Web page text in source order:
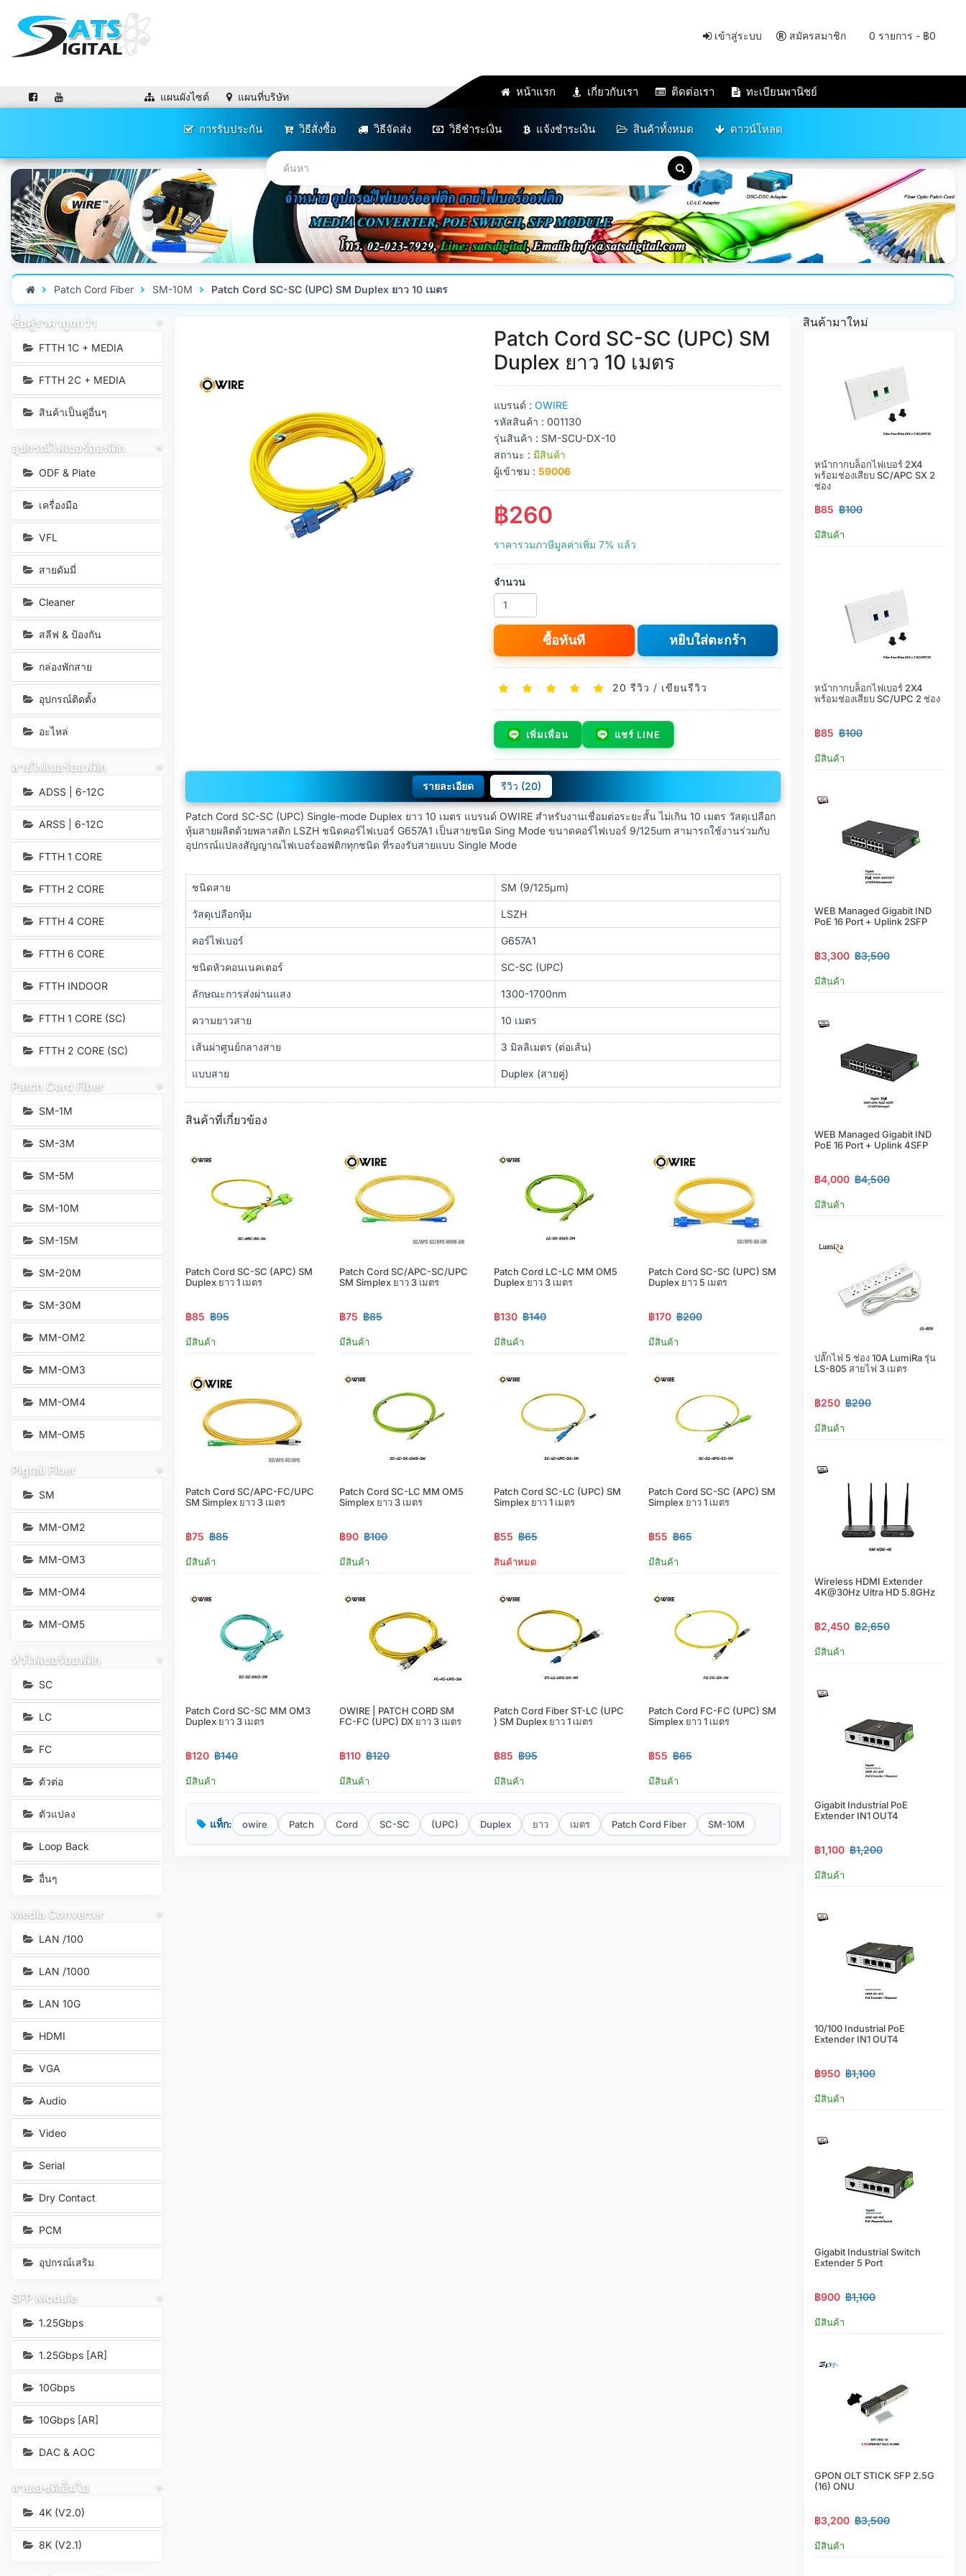
0 รายการ - ฿0
เข้าสู่ระบบ สมัครสมาชิก
แผนผังไซต์ แผนที่บริษัท หน้าแรก เกี่ยวกับเรา ติดต่อเรา ทะเบียนพานิชย์
การรับประกัน วิธีสั่งซื้อ วิธีจัดส่ง วิธีชำระเงิน แจ้งชำระเงิน สินค้าทั้งหมด ดาวน์โหลด
Patch Cord Fiber SM-10M Patch Cord SC-SC (UPC) SM Duplex ยาว 10 เมตร
ซื้อคู่ราคาถูกกว่า
FTTH 1C + MEDIA
FTTH 2C + MEDIA
สินค้าเป็นคู่อื่นๆ
อุปกรณ์ไฟเบอร์ออฟติก
ODF & Plate
เครื่องมือ
VFL
สายดัมมี่
Cleaner
สลีฟ & ป้องกัน
กล่องพักสาย
อุปกรณ์ติดตั้ง
อะไหล่
สายไฟเบอร์ออฟติก
ADSS | 6-12C
ARSS | 6-12C
FTTH 1 CORE
FTTH 2 CORE
FTTH 4 CORE
FTTH 6 CORE
FTTH INDOOR
FTTH 1 CORE (SC)
FTTH 2 CORE (SC)
Patch Cord Fiber
SM-1M
SM-3M
SM-5M
SM-10M
SM-15M
SM-20M
SM-30M
MM-OM2
MM-OM3
MM-OM4
MM-OM5
Pigtail Fiber
SM
MM-OM2
MM-OM3
MM-OM4
MM-OM5
หัวไฟเบอร์ออฟติก
SC
LC
FC
ตัวต่อ
ตัวแปลง
Loop Back
อื่นๆ
Media Converter
LAN /100
LAN /1000
LAN 10G
HDMI
VGA
Audio
Video
Serial
Dry Contact
PCM
อุปกรณ์เสริม
SFP Module
1.25Gbps
1.25Gbps [AR]
10Gbps
10Gbps [AR]
DAC & AOC
สายเอชดีเอ็มไอ
4K (V2.0)
8K (V2.1)
Patch Cord SC-SC (UPC) SM
Duplex ยาว 10 เมตร
แบรนด์ : OWIRE
รหัสสินค้า : 001130
รุ่นสินค้า : SM-SCU-DX-10
สถานะ : มีสินค้า
ผู้เข้าชม : 59006
฿260
ราคารวมภาษีมูลค่าเพิ่ม 7% แล้ว
จำนวน
ซื้อทันที หยิบใส่ตะกร้า
20 รีวิว / เขียนรีวิว
เพิ่มเพื่อน แชร์ LINE
รายละเอียด รีวิว (20)
Patch Cord SC-SC (UPC) Single-mode Duplex ยาว 10 เมตร แบรนด์ OWIRE สำหรับงานเชื่อมต่อระยะสั้น ไม่เกิน 10 เมตร วัสดุเปลือก
หุ้มสายผลิตด้วยพลาสติก LSZH ชนิดคอร์ไฟเบอร์ G657A1 เป็นสายชนิด Sing Mode ขนาดคอร์ไฟเบอร์ 9/125um สามารถใช้งานร่วมกับ
อุปกรณ์แปลงสัญญาณไฟเบอร์ออฟติกทุกชนิด ที่รองรับสายแบบ Single Mode
ชนิดสาย SM (9/125μm)
วัสดุเปลือกหุ้ม LSZH
คอร์ไฟเบอร์ G657A1
ชนิดหัวคอนเนคเตอร์ SC-SC (UPC)
ลักษณะการส่งผ่านแสง 1300-1700nm
ความยาวสาย 10 เมตร
เส้นผ่าศูนย์กลางสาย 3 มิลลิเมตร (ต่อเส้น)
แบบสาย Duplex (สายคู่)
สินค้าที่เกี่ยวข้อง
Patch Cord SC-SC (APC) SM
Duplex ยาว 1 เมตร
฿85 ฿95
มีสินค้า
Patch Cord SC/APC-SC/UPC
SM Simplex ยาว 3 เมตร
฿75 ฿85
มีสินค้า
Patch Cord LC-LC MM OM5
Duplex ยาว 3 เมตร
฿130 ฿140
มีสินค้า
Patch Cord SC-SC (UPC) SM
Duplex ยาว 5 เมตร
฿170 ฿200
มีสินค้า
Patch Cord SC/APC-FC/UPC
SM Simplex ยาว 3 เมตร
฿75 ฿85
มีสินค้า
Patch Cord SC-LC MM OM5
Simplex ยาว 3 เมตร
฿90 ฿100
มีสินค้า
Patch Cord SC-LC (UPC) SM
Simplex ยาว 1 เมตร
฿55 ฿65
สินค้าหมด
Patch Cord SC-SC (APC) SM
Simplex ยาว 1 เมตร
฿55 ฿65
มีสินค้า
Patch Cord SC-SC MM OM3
Duplex ยาว 3 เมตร
฿120 ฿140
มีสินค้า
OWIRE | PATCH CORD SM
FC-FC (UPC) DX ยาว 3 เมตร
฿110 ฿120
มีสินค้า
Patch Cord Fiber ST-LC (UPC
) SM Duplex ยาว 1 เมตร
฿85 ฿95
มีสินค้า
Patch Cord FC-FC (UPC) SM
Simplex ยาว 1 เมตร
฿55 ฿65
มีสินค้า
แท็ก: owire Patch Cord SC-SC (UPC) Duplex ยาว เมตร Patch Cord Fiber SM-10M
สินค้ามาใหม่
หน้ากากบล็อกไฟเบอร์ 2X4
พร้อมช่องเสียบ SC/APC SX 2
ช่อง
฿85 ฿100
มีสินค้า
หน้ากากบล็อกไฟเบอร์ 2X4
พร้อมช่องเสียบ SC/UPC 2 ช่อง
฿85 ฿100
มีสินค้า
WEB Managed Gigabit IND
PoE 16 Port + Uplink 2SFP
฿3,300 ฿3,500
มีสินค้า
WEB Managed Gigabit IND
PoE 16 Port + Uplink 4SFP
฿4,000 ฿4,500
มีสินค้า
ปลั๊กไฟ 5 ช่อง 10A LumiRa รุ่น
LS-805 สายไฟ 3 เมตร
฿250 ฿290
มีสินค้า
Wireless HDMI Extender
4K@30Hz Ultra HD 5.8GHz
฿2,450 ฿2,650
มีสินค้า
Gigabit Industrial PoE
Extender IN1 OUT4
฿1,100 ฿1,200
มีสินค้า
10/100 Industrial PoE
Extender IN1 OUT4
฿950 ฿1,100
มีสินค้า
Gigabit Industrial Switch
Extender 5 Port
฿900 ฿1,100
มีสินค้า
GPON OLT STICK SFP 2.5G
(16) ONU
฿3,200 ฿3,500
มีสินค้า